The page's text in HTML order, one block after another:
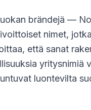
brändejä —
nimet,
että sanat
yritysnimiä
luontevilta